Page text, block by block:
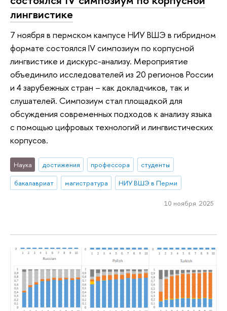
лингвистике
7 ноября в пермском кампусе НИУ ВШЭ в гибридном
формате состоялся IV симпозиум по корпусной
лингвистике и дискурс-анализу. Мероприятие
объединило исследователей из 20 регионов России
и 4 зарубежных стран – как докладчиков, так и
слушателей. Симпозиум стал площадкой для
обсуждения современных подходов к анализу языка
с помощью цифровых технологий и лингвистических
корпусов.
Наука достижения профессора
студенты
бакалавриат
магистратура НИУ ВШЭ в Перми
10 ноября 2025